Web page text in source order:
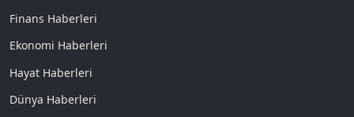
Finans Haberleri
Ekonomi Haberleri
Hayat Haberleri
Dünya Haberleri